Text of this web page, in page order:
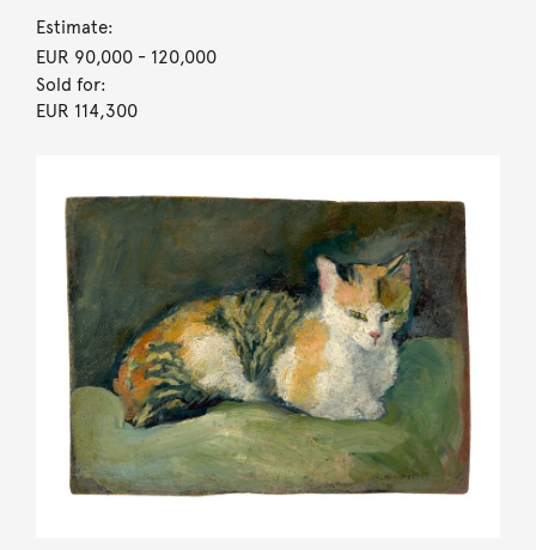
Estimate:
EUR 90,000- 120,000
Sold for:
EUR 114,300